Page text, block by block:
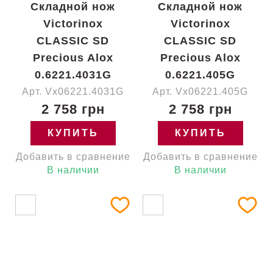
Складной нож
Victorinox
CLASSIC SD
Precious Alox
0.6221.4031G
Арт. Vx06221.4031G
2 758 грн
КУПИТЬ
Добавить в сравнение
В наличии
Складной нож
Victorinox
CLASSIC SD
Precious Alox
0.6221.405G
Арт. Vx06221.405G
2 758 грн
КУПИТЬ
Добавить в сравнение
В наличии